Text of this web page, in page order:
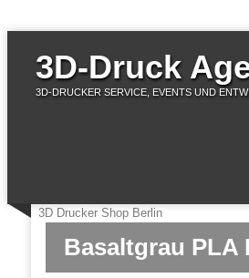
3D-Druck
3D-DRUCKER SERVICE, EVENTS UND
3D Drucker Shop Berlin
Basaltgrau PLA